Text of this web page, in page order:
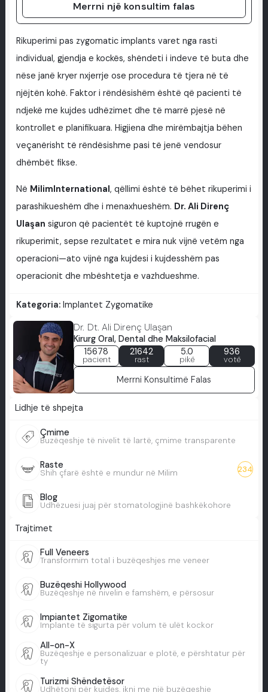
Merrni një konsultim falas
Rikuperimi pas zygomatic implants varet nga rasti
individual, gjendja e kockës, shëndeti i indeve të buta dhe
nëse janë kryer nxjerrje ose procedura të tjera në të
njëjtën kohë. Faktor i rëndësishëm është që pacienti të
ndjekë me kujdes udhëzimet dhe të marrë pjesë në
kontrollet e planifikuara. Higjiena dhe mirëmbajtja bëhen
veçanërisht të rëndësishme pasi të jenë vendosur
dhëmbët fikse.
Në MilimInternational, qëllimi është të bëhet rikuperimi i
parashikueshëm dhe i menaxhueshëm. Dr. Ali Direnç
Ulaşan siguron që pacientët të kuptojnë rrugën e
rikuperimit, sepse rezultatet e mira nuk vijnë vetëm nga
operacioni—ato vijnë nga kujdesi i kujdesshëm pas
operacionit dhe mbështetja e vazhdueshme.
Kategoria: Implantet Zygomatike
Dr. Dt. Ali Direnç Ulaşan
Kirurg Oral, Dental dhe Maksilofacial
15678
pacient
21642
rast
5.0
pikë
936
votë
Merrni Konsultimë Falas
Lidhje të shpejta
Çmime
Buzëqeshje të nivelit të lartë, çmime transparente
Raste
Shih çfarë është e mundur në Milim 234
Blog
Udhëzuesi juaj për stomatologjinë bashkëkohore
Trajtimet
Full Veneers
Transformim total i buzëqeshjes me veneer
Buzëqeshi Hollywood
Buzëqeshje në nivelin e famshëm, e përsosur
Impiantet Zigomatike
Implante të sigurta për volum të ulët kockor
All-on-X
Buzëqeshje e personalizuar e plotë, e përshtatur për
ty
Turizmi Shëndetësor
Udhëtoni për kujdes, ikni me një buzëqeshje